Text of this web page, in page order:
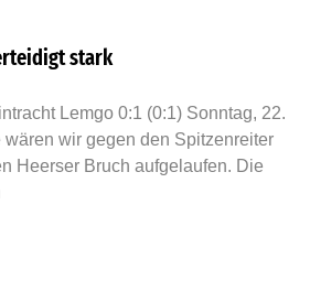
stark
Lemgo 0:1 (0:1) Sonntag, 22.
wir gegen den Spitzenreiter
Heerser Bruch aufgelaufen. Die